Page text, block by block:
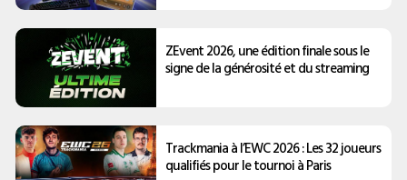
ZEvent 2026, une édition finale sous le
signe de la générosité et du streaming
Trackmania à l’EWC 2026 : Les 32 joueurs
qualifiés pour le tournoi à Paris